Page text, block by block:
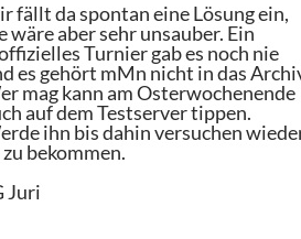
fällt da spontan eine Lösung ein,
wäre aber sehr unsauber. Ein
Turnier gab es noch nie
es gehört mMn nicht in das
mag kann am Osterwochenende
auf dem Testserver tippen.
ihn bis dahin versuchen
bekommen.
Juri